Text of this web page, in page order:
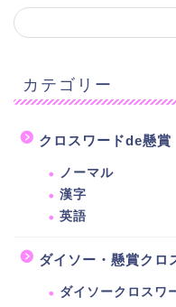
カテゴリー
クロスワードde懸賞
ノーマル
漢字
英語
ダイソー・懸賞クロ
ダイソークロスワ